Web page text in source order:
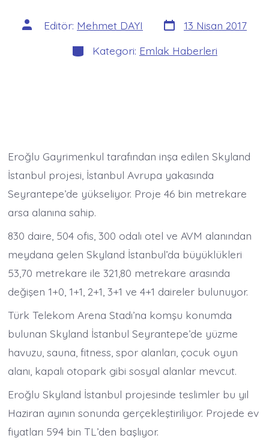
Yazının
yazarı
Editör: Mehmet DAYI Yazı
tarihi
13 Nisan 2017
Kategoriler
Kategori: Emlak Haberleri
Eroğlu Gayrimenkul tarafından inşa edilen Skyland
İstanbul projesi, İstanbul Avrupa yakasında
Seyrantepe’de yükseliyor. Proje 46 bin metrekare
arsa alanına sahip.
830 daire, 504 ofis, 300 odalı otel ve AVM alanından
meydana gelen Skyland İstanbul’da büyüklükleri
53,70 metrekare ile 321,80 metrekare arasında
değişen 1+0, 1+1, 2+1, 3+1 ve 4+1 daireler bulunuyor.
Türk Telekom Arena Stadı’na komşu konumda
bulunan Skyland İstanbul Seyrantepe’de yüzme
havuzu, sauna, fitness, spor alanları, çocuk oyun
alanı, kapalı otopark gibi sosyal alanlar mevcut.
Eroğlu Skyland İstanbul projesinde teslimler bu yıl
Haziran ayının sonunda gerçekleştiriliyor. Projede ev
fiyatları 594 bin TL’den başlıyor.